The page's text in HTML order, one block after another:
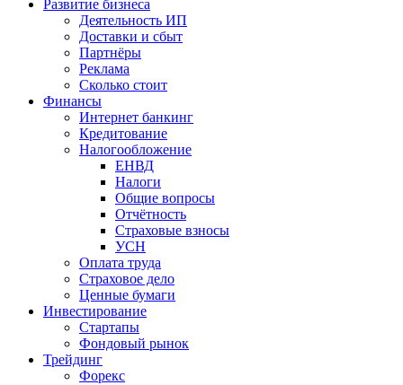
Развитие бизнеса
Деятельность ИП
Доставки и сбыт
Партнёры
Реклама
Сколько стоит
Финансы
Интернет банкинг
Кредитование
Налогообложение
ЕНВД
Налоги
Общие вопросы
Отчётность
Страховые взносы
УСН
Оплата труда
Страховое дело
Ценные бумаги
Инвестирование
Стартапы
Фондовый рынок
Трейдинг
Форекс